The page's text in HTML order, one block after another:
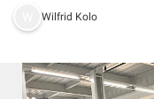
Wilfrid Kolo